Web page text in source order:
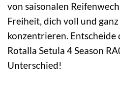
von saisonalen
Freiheit, dich voll und
konzentrieren. Entscheide
Rotalla Setula 4 Season
Unterschied!